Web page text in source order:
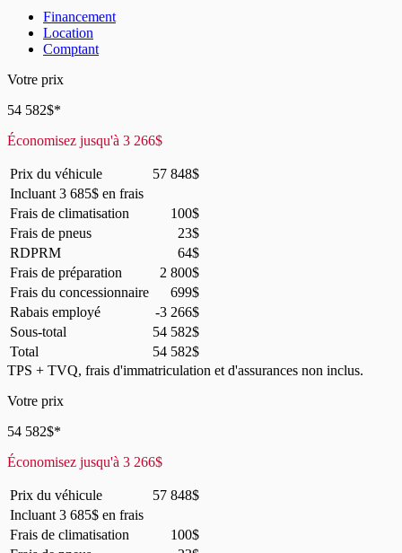
Financement
Location
Comptant
Votre prix
54 582$*
Économisez jusqu'à 3 266$
Prix du véhicule 57 848$
Incluant 3 685$ en frais
Frais de climatisation
100$
Frais de pneus
23$
RDPRM
64$
Frais de préparation
2 800$
Frais du concessionnaire
699$
Rabais employé
-3 266$
Sous-total
54 582$
Total
54 582$
TPS + TVQ, frais d'immatriculation et d'assurances non inclus.
Votre prix
54 582$*
Économisez jusqu'à 3 266$
Prix du véhicule 57 848$
Incluant 3 685$ en frais
Frais de climatisation
100$